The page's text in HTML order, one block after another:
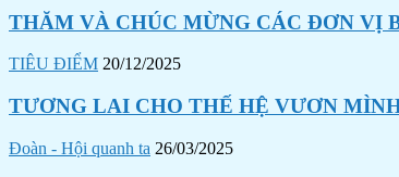
THĂM VÀ CHÚC MỪNG CÁC ĐƠN VỊ
TIÊU ĐIỂM 20/12/2025
TƯƠNG LAI CHO THẾ HỆ VƯƠN
Đoàn - Hội quanh ta 26/03/2025